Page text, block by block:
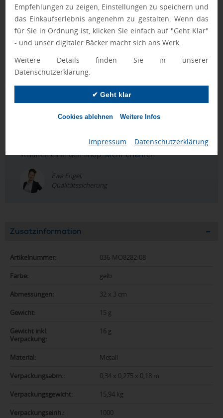
Empfehlungen zu zeigen, Einstellungen zu speichern und
das Einkaufserlebnis angenehm zu gestalten. Wenn das
für Sie in Ordnung ist, klicken Sie einfach auf "Geht Klar"
- und unser digitaler Bäcker macht sich ans Werk.
Weitere Details finden Sie in unserer
Datenschutzerklärung.
✔ Geht klar
Cookies ablehnen Weitere Infos
Impressum Datenschutzerklärung
platzieren. Durch das Tragen an Arm oder Bein lässt sich
das Logo im Rahmen vonWerbeartikel strukturiert in
verschiedene Sortimente einordnen, etwa alsGiveaways
oder im Kontext vonMerchandise Artikel . Für thematisch
verwandte Umsetzungen im Bereich tragbarer Werbeträger
und Sichtbarkeit im Alltag bieten sich außerdem Inhalte zu
an.
Nur Produkte, die unserenQualitätscheckbestehen,
schaffen es in den Shop.Mehr erfahren
Ewa Engel,
Qualitätssicherung
Zusatzinformation
Artikelnummer: 036-MO8282-08
Farbe: gelb
Abmessungen: 32 x 3 cm
Gewicht: 15 g
Gewicht inkl.
Verpackung:
16 g
Material: Metall
Verpackungsabm.: 0,34 x 0,275 x 0,18 m
Verpackungsgewicht: 15,94 kg
Verpackungseinh.: 1000